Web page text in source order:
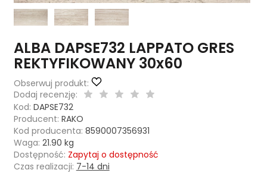
ALBA DAPSE732 LAPPATO GRES
REKTYFIKOWANY 30x60
Obserwuj produkt:
Dodaj recenzję:
Kod: DAPSE732
Producent: RAKO
Kod producenta: 8590007356931
Waga: 21.90 kg
Dostępność: Zapytaj o dostępność
Czas realizacji: 7-14 dni